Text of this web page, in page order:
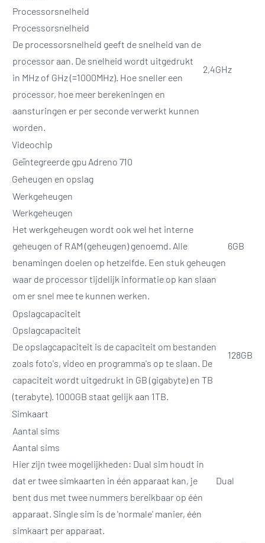
Processorsnelheid
Processorsnelheid
De processorsnelheid geeft de snelheid van de
processor aan. De snelheid wordt uitgedrukt
in MHz of GHz (=1000MHz). Hoe sneller een
processor, hoe meer berekeningen en
aansturingen er per seconde verwerkt kunnen
worden.
2,4GHz
Videochip
Geïntegreerde gpu Adreno 710
Geheugen en opslag
Werkgeheugen
Werkgeheugen
Het werkgeheugen wordt ook wel het interne
geheugen of RAM (geheugen) genoemd. Alle
benamingen doelen op hetzelfde. Een stuk geheugen
waar de processor tijdelijk informatie op kan slaan
om er snel mee te kunnen werken.
6GB
Opslagcapaciteit
Opslagcapaciteit
De opslagcapaciteit is de capaciteit om bestanden
zoals foto's, video en programma's op te slaan. De
capaciteit wordt uitgedrukt in GB (gigabyte) en TB
(terabyte). 1000GB staat gelijk aan 1TB.
128GB
Simkaart
Aantal sims
Aantal sims
Hier zijn twee mogelijkheden: Dual sim houdt in
dat er twee simkaarten in één apparaat kan, je
bent dus met twee nummers bereikbaar op één
apparaat. Single sim is de 'normale' manier, één
simkaart per apparaat.
Dual